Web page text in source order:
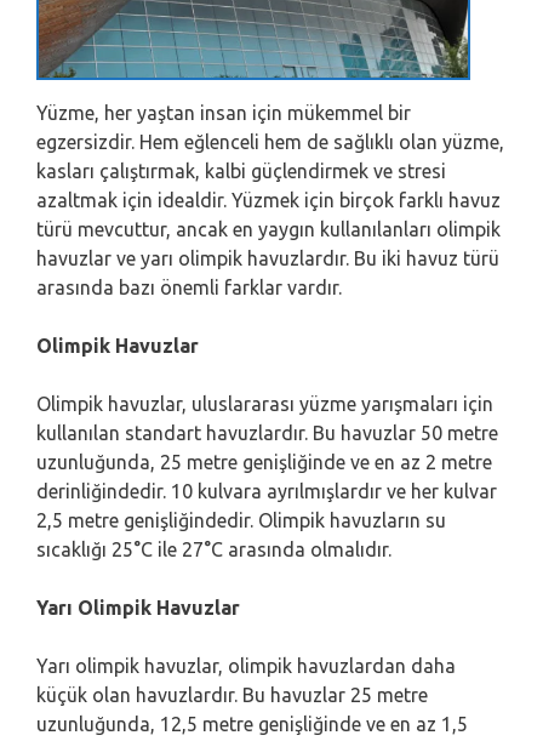
Yüzme, her yaştan insan için mükemmel bir
egzersizdir. Hem eğlenceli hem de sağlıklı olan yüzme,
kasları çalıştırmak, kalbi güçlendirmek ve stresi
azaltmak için idealdir. Yüzmek için birçok farklı havuz
türü mevcuttur, ancak en yaygın kullanılanları olimpik
havuzlar ve yarı olimpik havuzlardır. Bu iki havuz türü
arasında bazı önemli farklar vardır.
Olimpik Havuzlar
Olimpik havuzlar, uluslararası yüzme yarışmaları için
kullanılan standart havuzlardır. Bu havuzlar 50 metre
uzunluğunda, 25 metre genişliğinde ve en az 2 metre
derinliğindedir. 10 kulvara ayrılmışlardır ve her kulvar
2,5 metre genişliğindedir. Olimpik havuzların su
sıcaklığı 25°C ile 27°C arasında olmalıdır.
Yarı Olimpik Havuzlar
Yarı olimpik havuzlar, olimpik havuzlardan daha
küçük olan havuzlardır. Bu havuzlar 25 metre
uzunluğunda, 12,5 metre genişliğinde ve en az 1,5